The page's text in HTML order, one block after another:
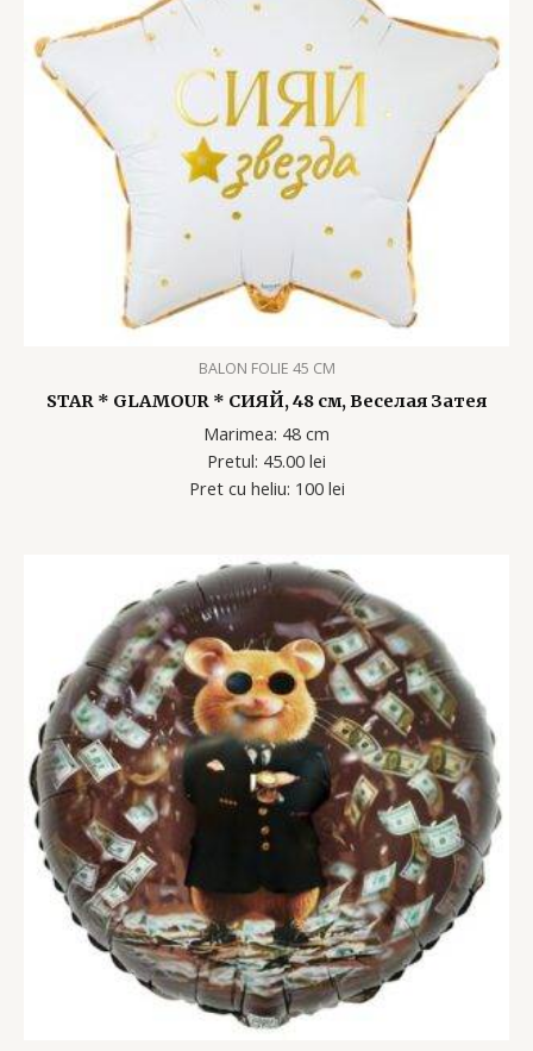
BALON FOLIE 45 CM
STAR * GLAMOUR * СИЯЙ, 48 см, Веселая Затея
Marimea: 48 cm
Pretul: 45.00 lei
Pret cu heliu: 100 lei